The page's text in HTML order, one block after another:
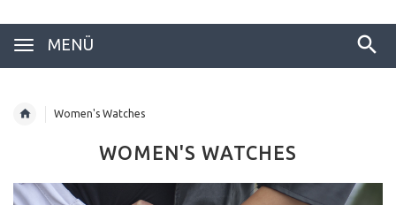
MENÜ
Women's Watches
WOMEN'S WATCHES